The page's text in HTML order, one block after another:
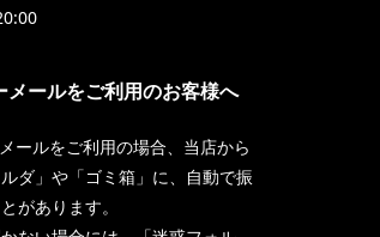
ールをご利用のお客様へ
ールをご利用の場合、当店から
ダ」や「ゴミ箱」に、自動で振
があります。